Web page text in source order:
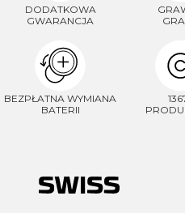
DODATKOWA
GWARANCJA
BEZPŁATNA WYMIANA
BATERII